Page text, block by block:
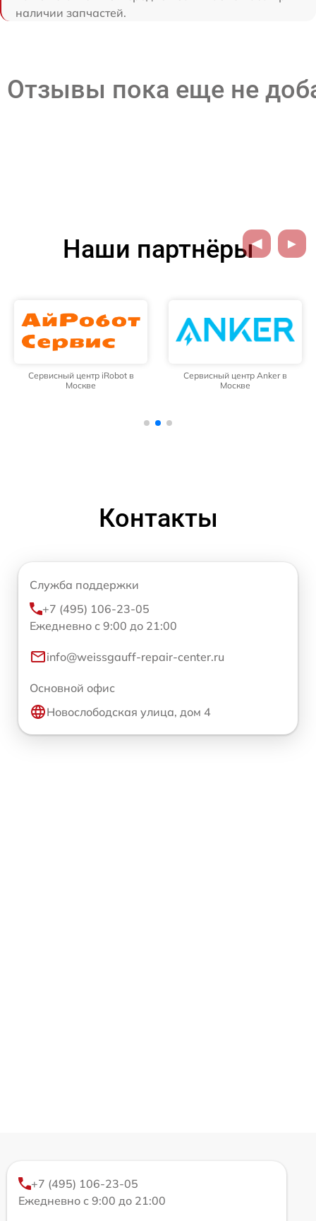
наличии запчастей.
Отзывы пока еще не
Наши партнёры
Сервисный центр iRobot в
Москве
Сервисный центр Anker в
Москве
Контакты
Служба поддержки
+7 (495) 106-23-05
Ежедневно с 9:00 до 21:00
info@weissgauff-repair-center.ru
Основной офис
Новослободская улица, дом 4
+7 (495) 106-23-05
Ежедневно с 9:00 до 21:00